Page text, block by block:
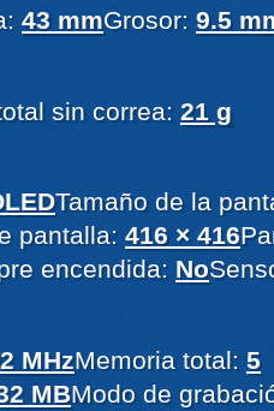
43 mmGrosor: 9.5
sin correa: 21 g
Tamaño de la
pantalla: 416 × 416
encendida: No
MHzMemoria total: 5
MBModo de